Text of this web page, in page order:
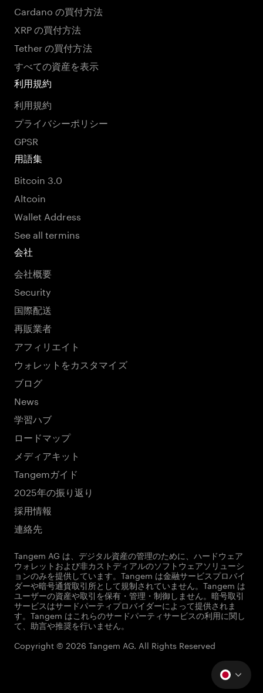
Cardano の買付方法
XRP の買付方法
Tether の買付方法
すべての資産を表示
利用規約
利用規約
プライバシーポリシー
GPSR
用語集
Bitcoin 3.0
Altcoin
Wallet Address
See all termins
会社
会社概要
Security
国際配送
再販業者
アフィリエイト
ウォレットをカスタマイズ
ブログ
News
学習ハブ
ロードマップ
メディアキット
Tangemガイド
2025年の振り返り
採用情報
連絡先
Tangem AG は、デジタル資産の管理のために、ハードウェア
ウォレットおよび非カストディアルのソフトウェアソリューシ
ョンのみを提供しています。Tangem は金融サービスプロバイ
ダーや暗号通貨取引所として規制されていません。Tangem は
ユーザーの資産や取引を保有・管理・制御しません。暗号取引
サービスはサードパーティプロバイダーによって提供されま
す。Tangem はこれらのサードパーティサービスの利用に関し
て、助言や推奨を行いません。